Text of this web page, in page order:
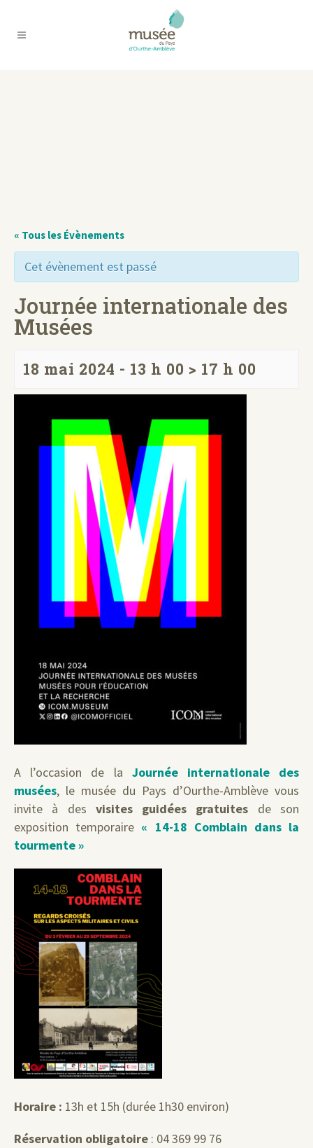
« Tous les Évènements
Cet évènement est passé
Journée internationale des
Musées
18 mai 2024 - 13 h 00 > 17 h 00
A l’occasion de la Journée internationale des
musées, le musée du Pays d’Ourthe-Amblève vous
invite à des visites guidées gratuites de son
exposition temporaire « 14-18 Comblain dans la
tourmente »
Horaire : 13h et 15h (durée 1h30 environ)
Réservation obligatoire : 04 369 99 76